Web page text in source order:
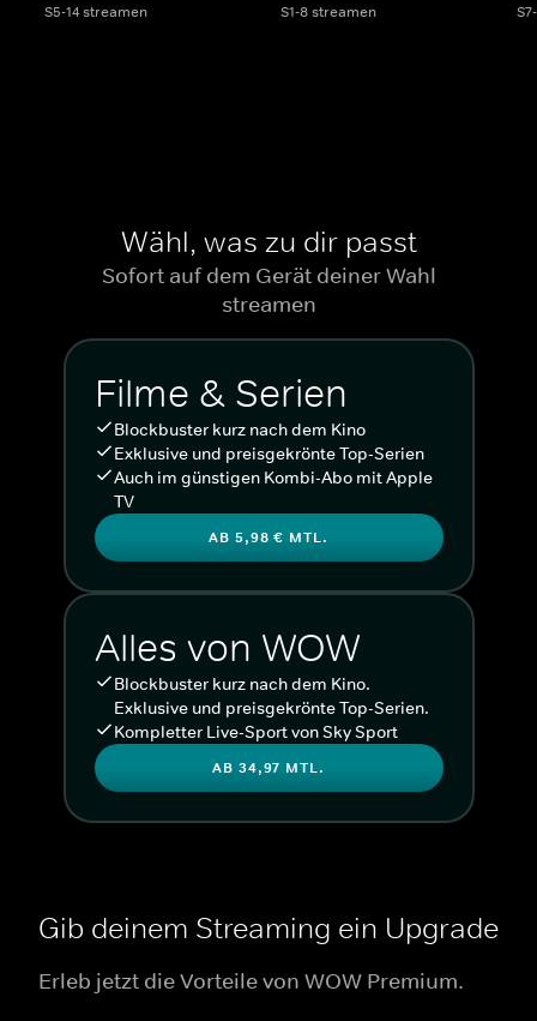
S5-14 streamen S1-8 streamen
Wähl, was zu dir passt
Sofort auf dem Gerät deiner Wahl
streamen
Filme & Serien
Blockbuster kurz nach dem Kino
Exklusive und preisgekrönte Top-Serien
Auch im günstigen Kombi-Abo mit Apple
TV
AB 5,98 € MTL.
Alles von WOW
Blockbuster kurz nach dem Kino.
Exklusive und preisgekrönte Top-Serien.
Kompletter Live-Sport von Sky Sport
AB 34,97 MTL.
Gib deinem Streaming ein Upgrade
Erleb jetzt die Vorteile von WOW Premium.